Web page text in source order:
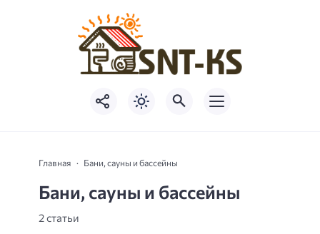
Главная Бани, сауны и бассейны
Бани, сауны и бассейны
2 статьи